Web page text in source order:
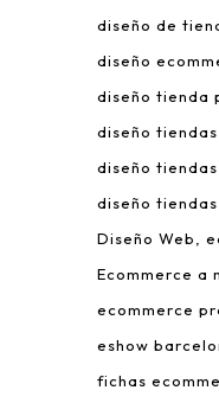
diseño de
diseño
diseño tienda
diseño
diseño
diseño
Diseño Web
Ecommerce a
ecommerce
eshow
fichas